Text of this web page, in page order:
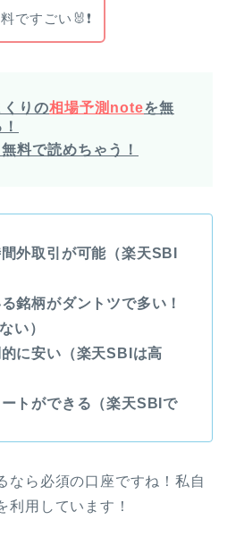
ですごい🐰❗
りの相場予測noteを無
無料で読めちゃう！
外取引が可能（楽天SBI
銘柄がダントツで多い！
い）
に安い（楽天SBIは高
トができる（楽天SBIで
なら必須の口座ですね！私自
利用しています！